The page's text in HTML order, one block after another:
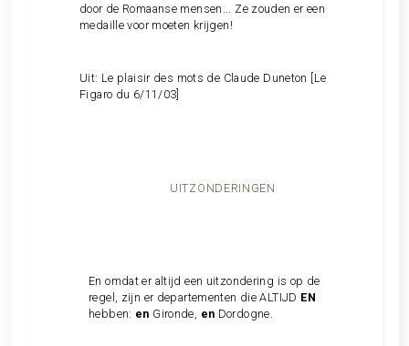
door de Romaanse mensen... Ze zouden er een
medaille voor moeten krijgen!
Uit: Le plaisir des mots de Claude Duneton [Le
Figaro du 6/11/03]
UITZONDERINGEN
En omdat er altijd een uitzondering is op de
regel, zijn er departementen die ALTIJD EN
hebben: en Gironde, en Dordogne.